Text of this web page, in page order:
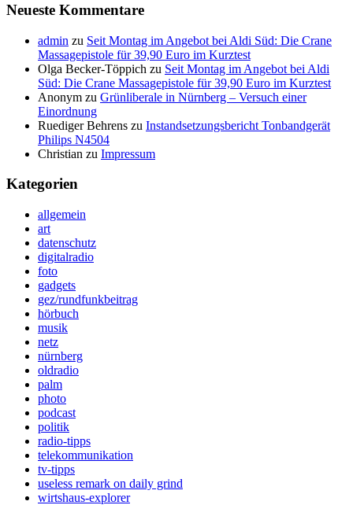
Neueste Kommentare
admin zu Seit Montag im Angebot bei Aldi Süd: Die Crane
Massagepistole für 39,90 Euro im Kurztest
Olga Becker-Töppich zu Seit Montag im Angebot bei Aldi
Süd: Die Crane Massagepistole für 39,90 Euro im Kurztest
Anonym zu Grünliberale in Nürnberg – Versuch einer
Einordnung
Ruediger Behrens zu Instandsetzungsbericht Tonbandgerät
Philips N4504
Christian zu Impressum
Kategorien
allgemein
art
datenschutz
digitalradio
foto
gadgets
gez/rundfunkbeitrag
hörbuch
musik
netz
nürnberg
oldradio
palm
photo
podcast
politik
radio-tipps
telekommunikation
tv-tipps
useless remark on daily grind
wirtshaus-explorer